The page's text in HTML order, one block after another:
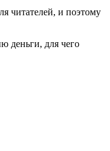
читателей, и поэтому
деньги, для чего